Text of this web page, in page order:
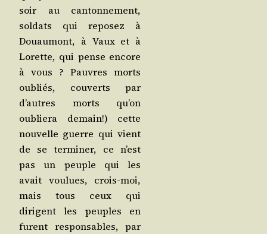
soir au can­ton­ne­ment,
sol­dats qui repo­sez à
Douau­mont, à Vaux et à
Lorette, qui pense encore
à vous ? Pauvres morts
oubliés, cou­verts par
d’autres morts qu’on
oublie­ra demain!) cette
nou­velle guerre qui vient
de se ter­mi­ner, ce n’est
pas un peuple qui les
avait vou­lues, crois-moi,
mais tous ceux qui
dirigent les peuples en
furent res­pon­sables, par